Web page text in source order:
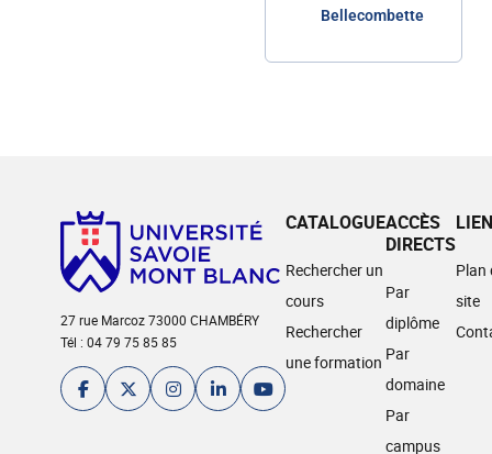
Bellecombette
27 rue Marcoz 73000 CHAMBÉRY
Tél : 04 79 75 85 85
CATALOGUE
Rechercher un
cours
Rechercher
une formation
ACCÈS
DIRECTS
Par
diplôme
Par
domaine
Par
campus
Plan
site